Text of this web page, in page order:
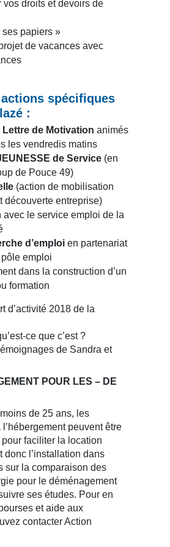
vos droits et devoirs de
papiers »
de vacances avec
spécifiques
:
Lettre de Motivation animés
les vendredis matins
de Service (en
de Pouce 49)
(action de mobilisation
découverte entreprise)
avec le service emploi de la
d’emploi en partenariat
emploi
dans la construction d’un
formation
d’activité 2018 de la
ce que c’est ?
de Sandra et
POUR LES – DE
de 25 ans, les
peuvent être
faciliter la location
donc l’installation dans
sur la comparaison des
pour le déménagement
ses études. Pour en
et aide aux
contacter Action